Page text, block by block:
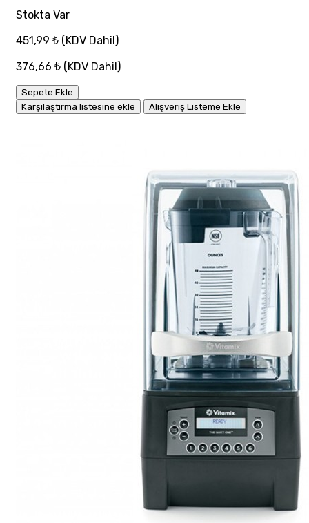
Stokta Var
451,99 ₺ (KDV Dahil)
376,66 ₺ (KDV Dahil)
Sepete Ekle
Karşılaştırma listesine ekle
Alışveriş Listeme Ekle